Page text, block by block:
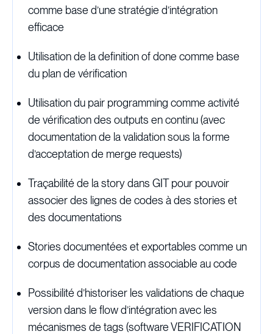
comme base d’une stratégie d’intégration
efficace
Utilisation de la definition of done comme base
du plan de vérification
Utilisation du pair programming comme activité
de vérification des outputs en continu (avec
documentation de la validation sous la forme
d’acceptation de merge requests)
Traçabilité de la story dans GIT pour pouvoir
associer des lignes de codes à des stories et
des documentations
Stories documentées et exportables comme un
corpus de documentation associable au code
Possibilité d’historiser les validations de chaque
version dans le flow d’intégration avec les
mécanismes de tags (software VERIFICATION